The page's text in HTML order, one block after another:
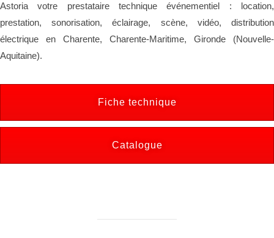
Fiche technique
Catalogue
Astoria votre prestataire technique événementiel : location,
prestation, sonorisation, éclairage, scène, vidéo, distribution
électrique en Charente, Charente-Maritime, Gironde (Nouvelle-
Aquitaine).